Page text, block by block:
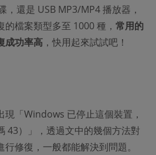
，還是 USB MP3/MP4 播放器，
檔案類型多至 1000 種， 常用的
成功率高 ，快用起來試試吧！
「Windows 已停止這個裝置，
43）」，透過文中的幾個方法對
修復，一般都能解決到問題。